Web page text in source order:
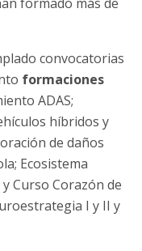
convocatorias
formaciones
ADAS;
híbridos y
de daños
Ecosistema
Curso Corazón de
I y II y